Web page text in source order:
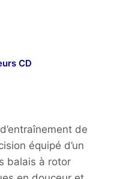
CD
de
équipé d’un
balais à rotor